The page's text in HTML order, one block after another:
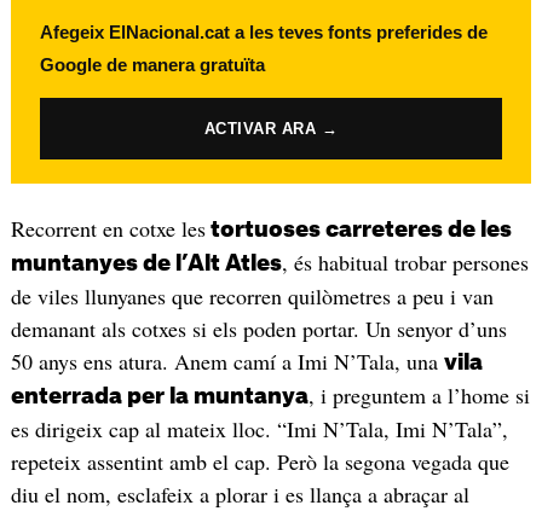
Afegeix ElNacional.cat a les teves fonts preferides de
Google de manera gratuïta
ACTIVAR ARA →
Recorrent en cotxe lestortuoses carreteres de les
muntanyes de l’Alt Atles, és habitual trobar persones
de viles llunyanes que recorren quilòmetres a peu i van
demanant als cotxes si els poden portar. Un senyor d’uns
50 anys ens atura. Anem camí a Imi N’Tala, una vila
enterrada per la muntanya, i preguntem a l’home si
es dirigeix cap al mateix lloc. “Imi N’Tala, Imi N’Tala”,
repeteix assentint amb el cap. Però la segona vegada que
diu el nom, esclafeix a plorar i es llança a abraçar al